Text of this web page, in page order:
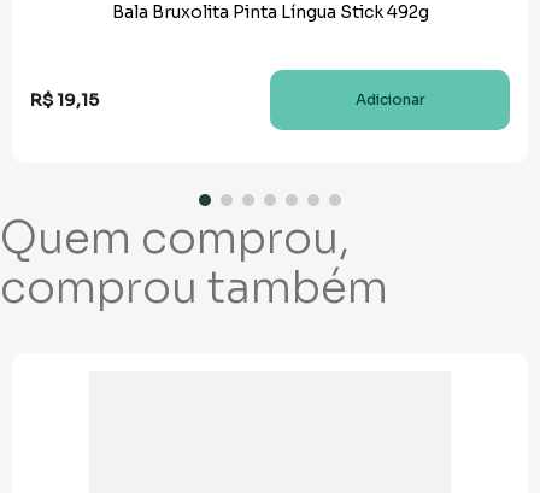
Bala Bruxolita Pinta Língua Stick 492g
R$19,15 Adicionar
Quem comprou,
comprou também